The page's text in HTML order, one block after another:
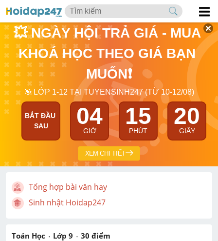
💥 NGÀY HỘI TRẢ GIÁ - MUA
KHOÁ HỌC THEO GIÁ BẠN
MUỐN❗
🎯 LỚP 1-12 TẠI TUYENSINH247 (TỪ 10-12/08)
BẮT ĐẦU
SAU
04
GIỜ
15
PHÚT
19
GIÂY
XEM CHI TIẾT
Tổng hợp bài văn hay
Sinh nhật Hoidap247
Toán Học Lớp 9 30 điểm